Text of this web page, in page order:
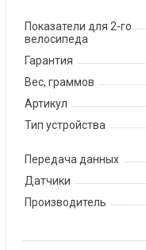
Показатели для 2-го
велосипеда
Гарантия
Вес, граммов
Артикул
Тип устройства
Передача данных
Датчики
Производитель